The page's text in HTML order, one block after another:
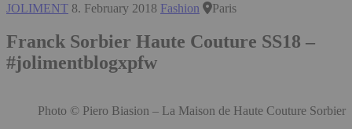
JOLIMENT 8. February 2018 Fashion Paris
Franck Sorbier Haute Couture SS18 –
#jolimentblogxpfw
Photo © Piero Biasion – La Maison de Haute Couture Sorbier